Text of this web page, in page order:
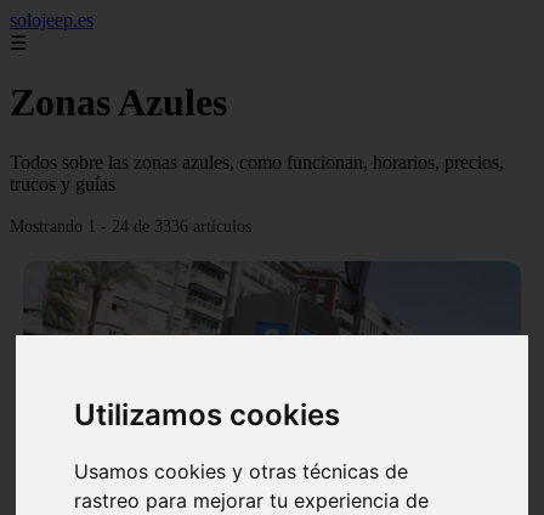
Utilizamos cookies
Usamos cookies y otras técnicas de
rastreo para mejorar tu experiencia de
solojeep.es
☰
Zonas Azules
Todos sobre las zonas azules, como funcionan, horarios, precios,
trucos y guías
Mostrando 1 - 24 de 3336 artículos
▷ Zona Azul Córdoba 《 Horarios y Tarifas 2024 》